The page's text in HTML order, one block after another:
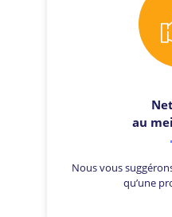
au
Nous vous
qu’une